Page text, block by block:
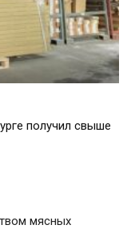
получил свыше
мясных